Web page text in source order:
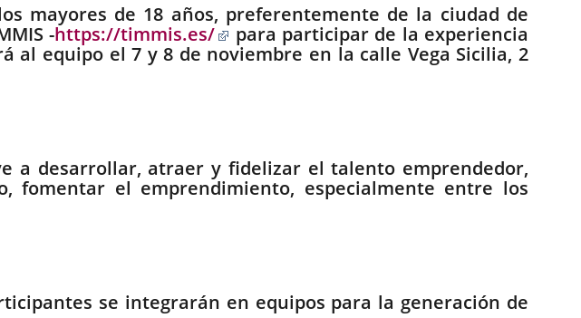
mayores de 18 años, preferentemente de la ciudad de
-https://timmis.es/ Enlace
a
para participar de la experiencia
al equipo el 7 y 8 de noviembre en la calle Vega Sicilia, 2
a desarrollar, atraer y fidelizar el talento emprendedor,
fomentar el emprendimiento, especialmente entre los
se integrarán en equipos para la generación de